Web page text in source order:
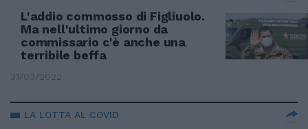
L'addio commosso di Figliuolo.
Ma nell'ultimo giorno da
commissario c'è anche una
terribile beffa
31/03/2022
LA LOTTA AL COVID